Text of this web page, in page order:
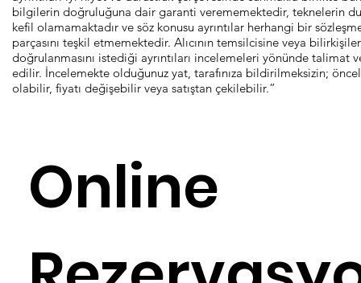
bilgilerin doğruluğuna dair garanti verememektedir, teknelerin
kefil olamamaktadır ve söz konusu ayrıntılar herhangi bir
parçasını teşkil etmemektedir. Alıcının temsilcisine veya
doğrulanmasını istediği ayrıntıları incelemeleri yönünde talimat
edilir. İncelemekte olduğunuz yat, tarafınıza bildirilmeksizin;
olabilir, fiyatı değişebilir veya satıştan çekilebilir.”
Online